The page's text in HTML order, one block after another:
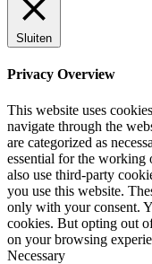
Sluiten
Privacy Overview
This website uses
navigate through the
are categorized as
essential for the working
also use third-party
you use this website.
only with your consent.
cookies. But opting out
on your browsing
Necessary